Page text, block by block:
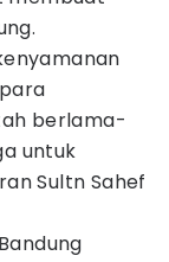
berlama-
untuk
Sultn Sahef